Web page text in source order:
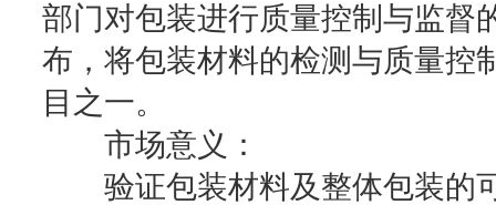
部门对包装进行质量控制与监督
布，将包装材料的检测与质量控
目之一。
市场意义：
验证包装材料及整体包装的